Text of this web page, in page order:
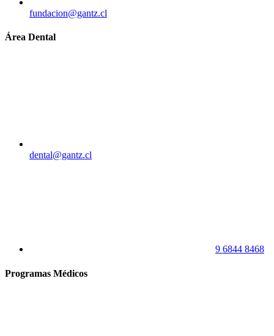
fundacion@gantz.cl
Área Dental
dental@gantz.cl
9 6844 8468
Programas Médicos